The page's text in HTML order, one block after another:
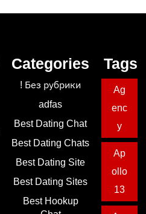
Categories
! Без рубрики
adfas
Best Dating Chat
Best Dating Chats
Best Dating Site
Best Dating Sites
Best Hookup
Tags
Ag
enc
y
Ap
ollo
13